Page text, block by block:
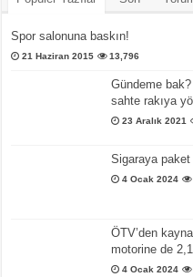
Spor salonuna baskın!
21 Haziran 2015 13,796
Gündeme
sahte rakıya
23 Aralık 2021
Sigaraya paket
4 Ocak 2024
ÖTV’den
motorine de
4 Ocak 2024